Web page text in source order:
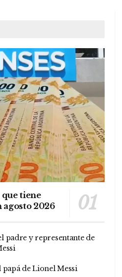
tiene
agosto 2026
padre y representante de
de Lionel Messi